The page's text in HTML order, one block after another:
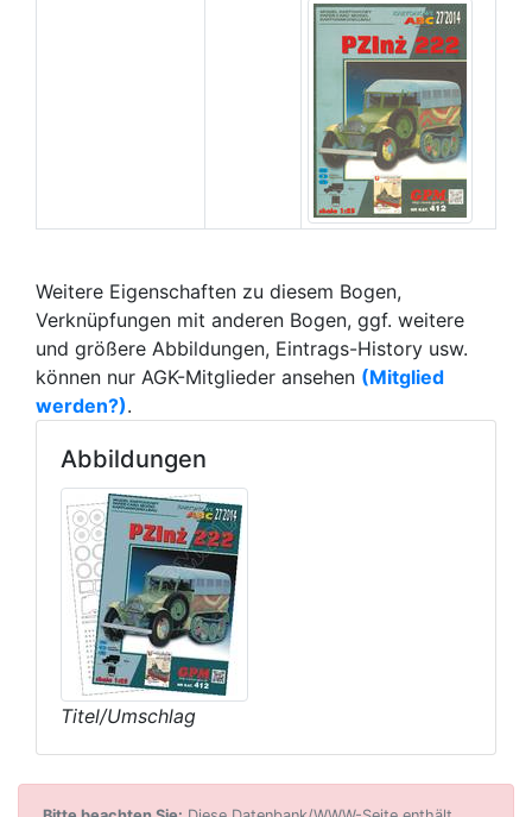
Weitere Eigenschaften zu diesem Bogen,
Verknüpfungen mit anderen Bogen, ggf. weitere
und größere Abbildungen, Eintrags-History usw.
können nur AGK-Mitglieder ansehen (Mitglied
werden?).
Abbildungen
Titel/Umschlag